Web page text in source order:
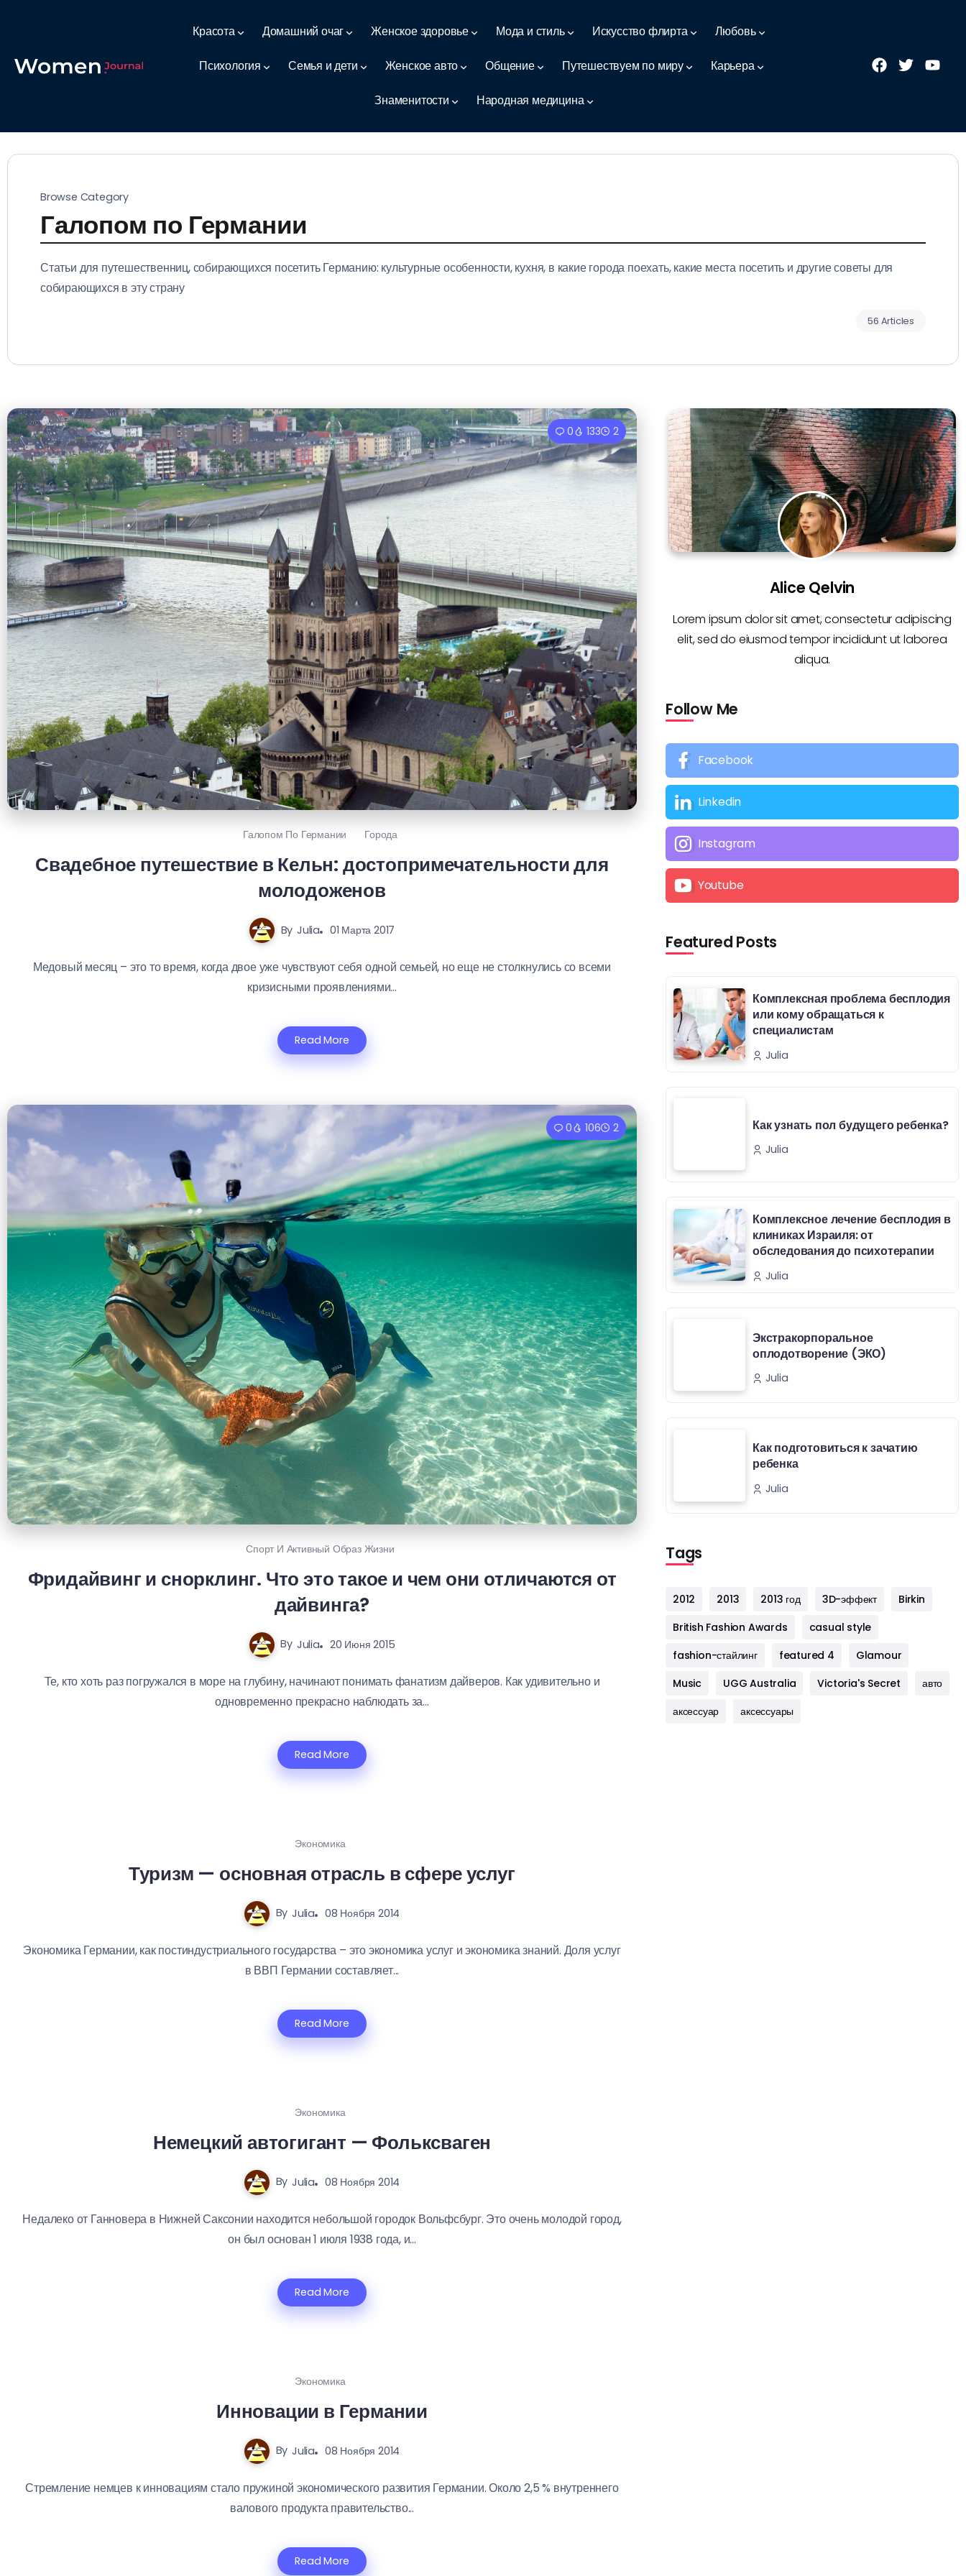
Красота Домашний очаг Женское здоровье Мода и стиль Искусство флирта Любовь
Психология Семья и дети Женское авто Общение Путешествуем по миру Карьера
Знаменитости Народная медицина
Browse Category
Галопом по Германии
Статьи для путешественниц, собирающихся посетить Германию: культурные особенности, кухня, в какие города поехать, какие места посетить и другие советы для
собирающихся в эту страну
56 Articles
0 133 2
Галопом По Германии Города
Свадебное путешествие в Кельн: достопримечательности для
молодоженов
By Julia 01 Марта 2017
Медовый месяц – это то время, когда двое уже чувствуют себя одной семьей, но еще не столкнулись со всеми
кризисными проявлениями...
Read More
0 106 2
Спорт И Активный Образ Жизни
Фридайвинг и снорклинг. Что это такое и чем они отличаются от
дайвинга?
By Julia 20 Июня 2015
Те, кто хоть раз погружался в море на глубину, начинают понимать фанатизм дайверов. Как удивительно и
одновременно прекрасно наблюдать за...
Read More
Экономика
Туризм — основная отрасль в сфере услуг
By Julia 08 Ноября 2014
Экономика Германии, как постиндустриального государства – это экономика услуг и экономика знаний. Доля услуг
в ВВП Германии составляет...
Read More
Экономика
Немецкий автогигант — Фольксваген
By Julia 08 Ноября 2014
Недалеко от Ганновера в Нижней Саксонии находится небольшой городок Вольфсбург. Это очень молодой город,
он был основан 1 июля 1938 года, и...
Read More
Экономика
Инновации в Германии
By Julia 08 Ноября 2014
Стремление немцев к инновациям стало пружиной экономического развития Германии. Около 2,5 % внутреннего
валового продукта правительство...
Read More
Alice Qelvin
Lorem ipsum dolor sit amet, consectetur adipiscing
elit, sed do eiusmod tempor incididunt ut laborea
aliqua.
Follow Me
Facebook
Linkedin
Instagram
Youtube
Featured Posts
Комплексная проблема бесплодия
или кому обращаться к
специалистам
Julia
Как узнать пол будущего ребенка?
Julia
Комплексное лечение бесплодия в
клиниках Израиля: от
обследования до психотерапии
Julia
Экстракорпоральное
оплодотворение (ЭКО)
Julia
Как подготовиться к зачатию
ребенка
Julia
Tags
2012 2013 2013 год 3D-эффект
Birkin
British Fashion Awards
casual style
fashion-стайлинг
featured 4
Glamour
Music
UGG Australia Victoria's Secret
авто
аксессуар
аксессуары